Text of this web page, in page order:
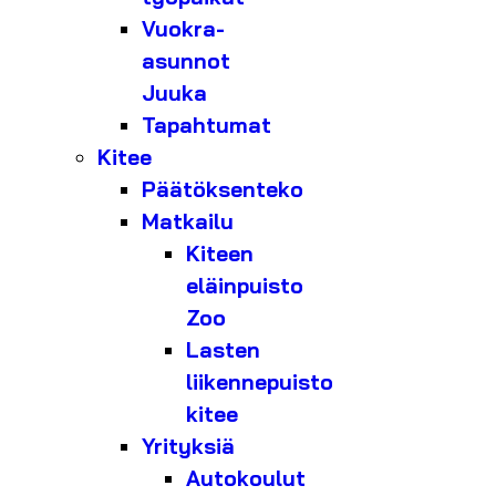
Vuokra-
asunnot
Juuka
Tapahtumat
Kitee
Päätöksenteko
Matkailu
Kiteen
eläinpuisto
Zoo
Lasten
liikennepuisto
kitee
Yrityksiä
Autokoulut